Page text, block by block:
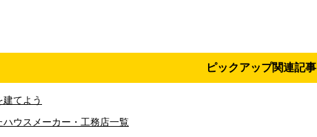
ピックアップ関連記事
てよう
ウスメーカー・工務店一覧